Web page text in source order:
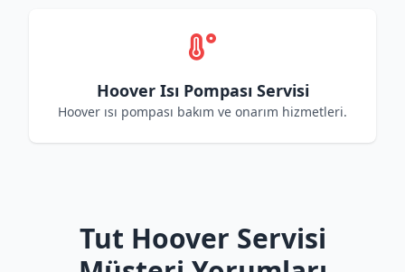
Hoover Isı Pompası Servisi
Hoover ısı pompası bakım ve onarım hizmetleri.
Tut Hoover Servisi